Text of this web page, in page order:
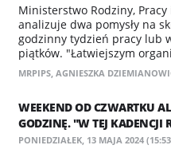
Ministerstwo Rodziny, Pracy
analizuje dwa pomysły na
godzinny tydzień pracy lub
piątków. "Łatwiejszym
MRPIPS, AGNIESZKA
WEEKEND OD CZWARTKU
GODZINĘ. "W TEJ KADENCJI
PONIEDZIAŁEK, 13 MAJA 2024